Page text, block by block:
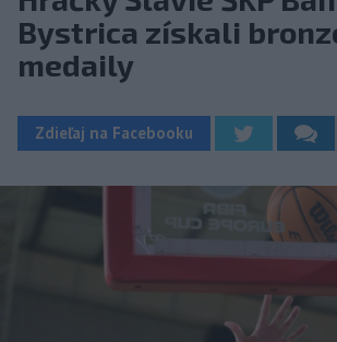
Bystrica získali
medaily
Zdieľaj na Facebooku